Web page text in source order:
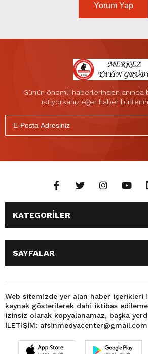
Yorum Yap
Günün önemli haberlerinden anında
istiyorsanız eğer haber
KATEGORİLER
ANASAYFA
SİYASET
SPOR
TEKNOLOJİ
3. SAYFA
BÜYÜKŞEHİR BELEDİYESİ
DÜNYA
FOTO GALERİ
MAGAZİN
SAĞLIK
VIDEO
SAYFALAR
SİYASET
EĞİTİM
SPOR
TEKNOLOJİ
3. SAYFA
FOTO GALERİ
KÜLTÜR
Web sitemizde yer alan haber içerikleri
kaynak gösterilerek dahi iktibas
izinsiz olarak kopyalanamaz, başka
İLETİŞİM: afsinmedyacenter@gmail.com